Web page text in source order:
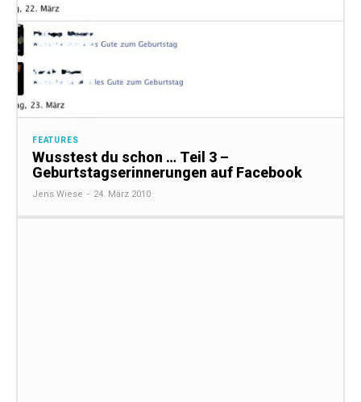
FEATURES
Wusstest du schon … Teil 3 –
Geburtstagserinnerungen auf Facebook
Jens Wiese - 24. März 2010